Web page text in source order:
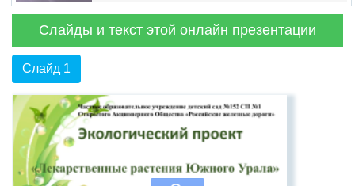
Слайды и текст этой онлайн презентации
Слайд 1